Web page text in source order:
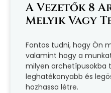
A Vezetők 8
Melyik Vagy
Fontos tudni, hogy Ön
valamint hogy a
milyen archetípusokba
leghatékonyabb és
hozhassa létre.